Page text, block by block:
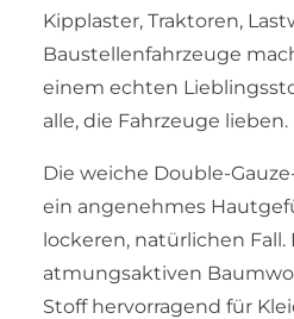
Kipplaster, Traktoren,
Baustellenfahrzeuge
einem echten
alle, die Fahrzeuge lieben.
Die weiche Double-
ein angenehmes
lockeren, natürlichen Fall.
atmungsaktiven
Stoff hervorragend für